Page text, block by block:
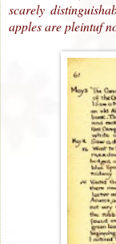
scarely
apples are pleintuf